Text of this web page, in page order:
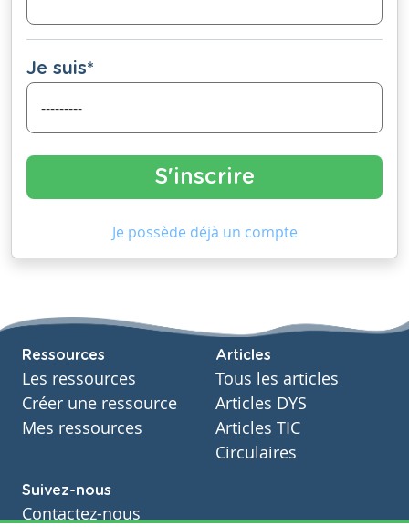
Je suis*
Je possède déjà un compte
Ressources
Les ressources
Créer une ressource
Mes ressources
Articles
Tous les articles
Articles DYS
Articles TIC
Circulaires
Suivez-nous
Contactez-nous